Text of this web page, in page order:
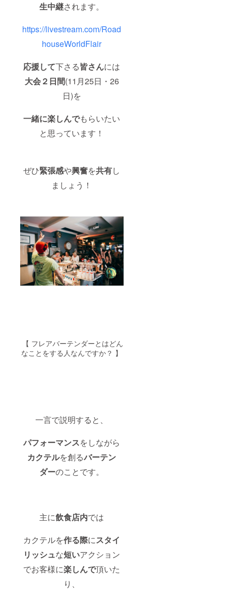
生中継されます。
https://livestream.com/Road
houseWorldFlair
応援して下さる皆さんには
大会２日間(11月25日・26
日)を
一緒に楽しんでもらいたい
と思っています！
ぜひ緊張感や興奮を共有し
ましょう！
【 フレアバーテンダーとはどん
なことをする人なんですか？ 】
一言で説明すると、
パフォーマンスをしながら
カクテルを創るバーテン
ダーのことです。
主に飲食店内では
カクテルを作る際にスタイ
リッシュな短いアクション
でお客様に楽しんで頂いた
り、